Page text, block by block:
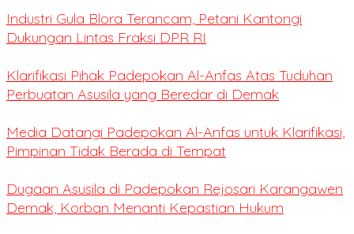
Industri Gula Blora Terancam, Petani Kantongi
Dukungan Lintas Fraksi DPR RI
Klarifikasi Pihak Padepokan Al-Anfas Atas Tuduhan
Perbuatan Asusila yang Beredar di Demak
Media Datangi Padepokan Al-Anfas untuk Klarifikasi,
Pimpinan Tidak Berada di Tempat
Dugaan Asusila di Padepokan Rejosari Karangawen
Demak, Korban Menanti Kepastian Hukum